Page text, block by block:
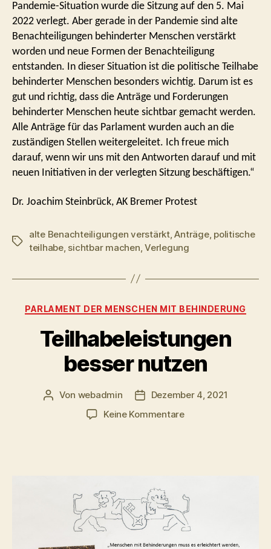
Pandemie-Situation wurde die Sitzung auf den 5. Mai
2022 verlegt. Aber gerade in der Pandemie sind alte
Benachteiligungen behinderter Menschen verstärkt
worden und neue Formen der Benachteiligung
entstanden. In dieser Situation ist die politische Teilhabe
behinderter Menschen besonders wichtig. Darum ist es
gut und richtig, dass die Anträge und Forderungen
behinderter Menschen heute sichtbar gemacht werden.
Alle Anträge für das Parlament wurden auch an die
zuständigen Stellen weitergeleitet. Ich freue mich
darauf, wenn wir uns mit den Antworten darauf und mit
neuen Initiativen in der verlegten Sitzung beschäftigen.“
Dr. Joachim Steinbrück, AK Bremer Protest
Schlagwörter
alte Benachteiligungen verstärkt,Anträge, politische
teilhabe, sichtbar machen ,Verlegung
Kategorien
PARLAMENT DER MENSCHEN MIT BEHINDERUNG
Teilhabeleistungen
besser nutzen
Beitragsautor
Von webadmin Beitragsdatum
Dezember 4, 2021
Keine Kommentarezu